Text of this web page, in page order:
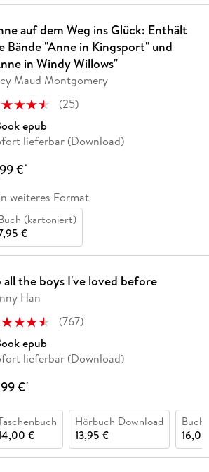
auf dem Weg ins Glück: Enthält
Bände "Anne in Kingsport" und
in Windy Willows"
Maud Montgomery
(25)
epub
lieferbar (Download)
€*
weiteres Format
(kartoniert)
€
all the boys I've loved before
Han
(767)
epub
lieferbar (Download)
€*
€
Hörbuch Download
13,95 €